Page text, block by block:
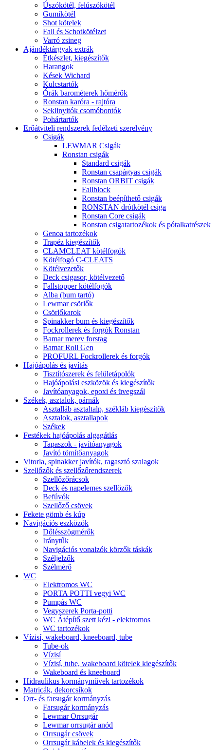
Úszókötél, felúszókötél
Gumikötél
Shot kötelek
Fall és Schotkötélzet
Varró zsineg
Ajándéktárgyak extrák
Étkészlet, kiegészítők
Harangok
Kések Wichard
Kulcstartók
Órák barométerek hőmérők
Ronstan karóra - rajtóra
Seklinyitók csomóbontók
Pohártartók
Erőátviteli rendszerek fedélzeti szerelvény
Csigák
LEWMAR Csigák
Ronstan csigák
Standard csigák
Ronstan csapágyas csigák
Ronstan ORBIT csigák
Fallblock
Ronstan beépíthető csigák
RONSTAN drótkötél csiga
Ronstan Core csigák
Ronstan csigatartozékok és pótalkatrészek
Genoa tartozékok
Trapéz kiegészítők
CLAMCLEAT kötélfogók
Kötélfogó C-CLEATS
Kötélvezetők
Deck csigasor, kötélvezető
Fallstopper kötélfogók
Alba (bum tartó)
Lewmar csörlők
Csörlőkarok
Spinakker bum és kiegészítők
Fockrollerek és forgók Ronstan
Bamar merev forstag
Bamar Roll Gen
PROFURL Fockrollerek és forgók
Hajóápolás és javítás
Tisztítószerek és felületápolók
Hajóápolási eszközök és kiegészítők
Javítóanyagok, epoxi és üvegszál
Székek, asztalok, párnák
Asztalláb asztaltalp, székláb kiegészítők
Asztalok, asztallapok
Székek
Festékek hajóápolás algagátlás
Tapaszok - javítóanyagok
Javító tömítőanyagok
Vitorla, spinakker javítók, ragasztó szalagok
Szellőzők és szellőzőrendszerek
Szellőzőrácsok
Deck és napelemes szellőzők
Befúvók
Szellőző csövek
Fekete gömb és kúp
Navigációs eszközök
Dőlésszögmérők
Iránytűk
Navigációs vonalzók körzők táskák
Széljelzők
Szélmérő
WC
Elektromos WC
PORTA POTTI vegyi WC
Pumpás WC
Vegyszerek Porta-potti
WC Átépítő szett kézi - elektromos
WC tartozékok
Vízisí, wakeboard, kneeboard, tube
Tube-ok
Vízisí
Vízisí, tube, wakeboard kötelek kiegészítők
Wakeboard és kneeboard
Hidraulikus kormányművek tartozékok
Matricák, dekorcsíkok
Orr- és farsugár kormányzás
Farsugár kormányzás
Lewmar Orrsugár
Lewmar orrsugár anód
Orrsugár csövek
Orrsugár kábelek és kiegészítők